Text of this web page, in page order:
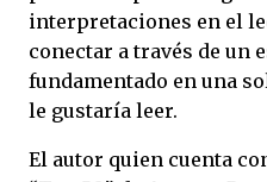
interpretaciones en el
conectar a través de
fundamentado en una
le gustaría leer.
El autor quien cuenta